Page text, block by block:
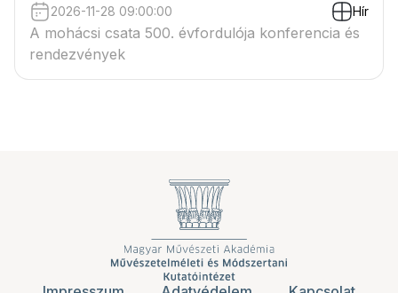
2026-11-28 09:00:00 Hír
A mohácsi csata 500. évfordulója konferencia és
rendezvények